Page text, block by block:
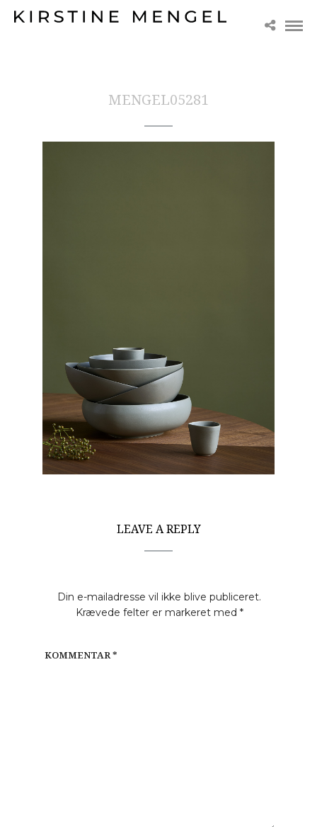
MENGEL05281
LEAVE A REPLY
Din e-mailadresse vil ikke blive publiceret.
Krævede felter er markeret med *
KOMMENTAR*